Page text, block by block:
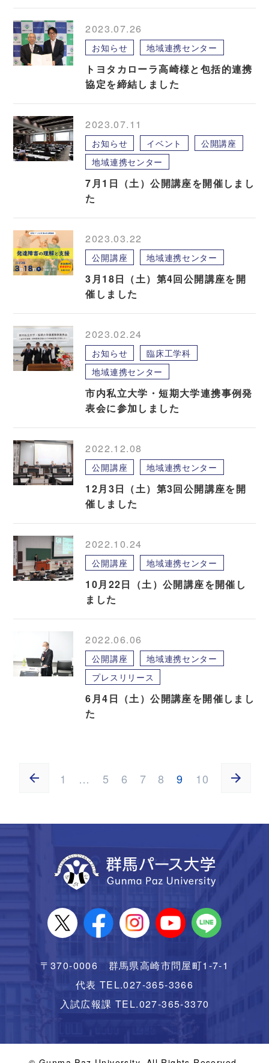
2023.07.26
お知らせ 地域連携センター
トヨタカローラ高崎様と包括的連携
協定を締結しました
2023.07.11
お知らせ イベント
公開講座
地域連携センター
7月1日（土）公開講座を開催しまし
た
2023.03.22
公開講座 地域連携センター
3月18日（土）第4回公開講座を開
催しました
2023.02.24
お知らせ
臨床工学科
地域連携センター
市内私立大学・短期大学連携事例発
表会に参加しました
2022.12.08
公開講座 地域連携センター
12月3日（土）第3回公開講座を開
催しました
2022.10.24
公開講座 地域連携センター
10月22日（土）公開講座を開催し
ました
2022.06.06
公開講座
地域連携センター
プレスリリース
6月4日（土）公開講座を開催しまし
た
1 … 5 6 7 8 9 10
〒370-0006 群馬県高崎市問屋町1-7-1
代表 TEL.027-365-3366
入試広報課 TEL.027-365-3370